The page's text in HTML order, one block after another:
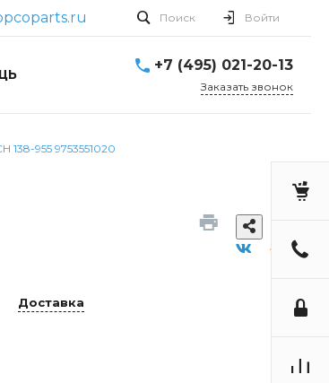
Поиск Войти
+7 (495) 021-20-13
Заказать звонок
138-955 9753551020
Доставка